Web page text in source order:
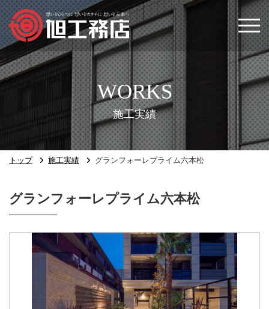
トップ
数字で見るあさひ
最新情報
リクルート
施工実績
トップ 施工実績 グランフォーレプライム六本松
グランフォーレプライム六本松